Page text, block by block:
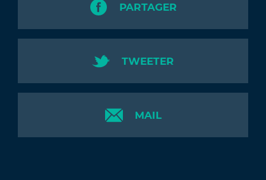
PARTAGER
TWEETER
MAIL